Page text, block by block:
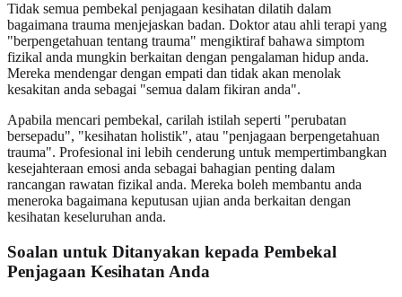
Tidak semua pembekal penjagaan kesihatan dilatih dalam
bagaimana trauma menjejaskan badan. Doktor atau ahli terapi yang
"berpengetahuan tentang trauma" mengiktiraf bahawa simptom
fizikal anda mungkin berkaitan dengan pengalaman hidup anda.
Mereka mendengar dengan empati dan tidak akan menolak
kesakitan anda sebagai "semua dalam fikiran anda".
Apabila mencari pembekal, carilah istilah seperti "perubatan
bersepadu", "kesihatan holistik", atau "penjagaan berpengetahuan
trauma". Profesional ini lebih cenderung untuk mempertimbangkan
kesejahteraan emosi anda sebagai bahagian penting dalam
rancangan rawatan fizikal anda. Mereka boleh membantu anda
meneroka bagaimana keputusan ujian anda berkaitan dengan
kesihatan keseluruhan anda.
Soalan untuk Ditanyakan kepada Pembekal
Penjagaan Kesihatan Anda